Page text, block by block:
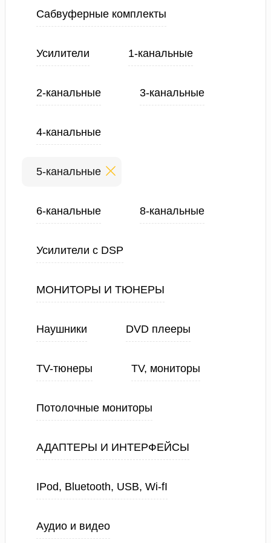
Сабвуферные комплекты
Усилители 1-канальные
2-канальные 3-канальные
4-канальные
5-канальные
6-канальные 8-канальные
Усилители с DSP
МОНИТОРЫ И ТЮНЕРЫ
Наушники DVD плееры
TV-тюнеры TV, мониторы
Потолочные мониторы
АДАПТЕРЫ И ИНТЕРФЕЙСЫ
IPod, Bluetooth, USB, Wi-fI
Аудио и видео